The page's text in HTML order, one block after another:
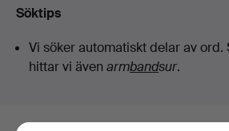
Söktips
Vi söker automatiskt delar av ord.
hittar vi även armbandsur.